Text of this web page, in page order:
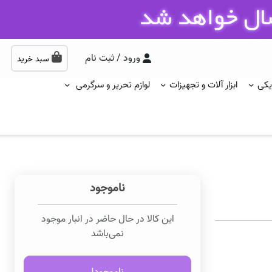
ورود / ثبت نام سبد خرید
ابزار آلات و تجهیزات
لوازم تحریر و سرگرمی
ناموجود
این کالا در حال حاضر در انبار موجود
نمی‌باشد